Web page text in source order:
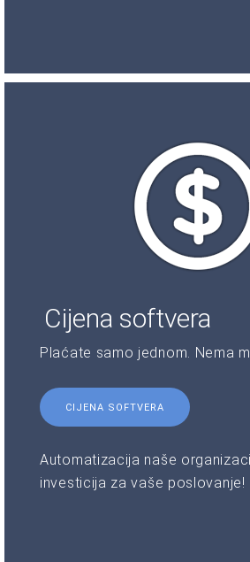
Cijena softvera
Plaćate samo jednom. Nema
CIJENA SOFTVERA
Automatizacija naše
investicija za vaše poslovanje!